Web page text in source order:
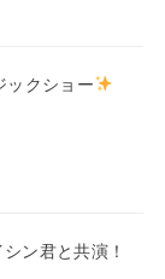
ックショー
ン君と共演！